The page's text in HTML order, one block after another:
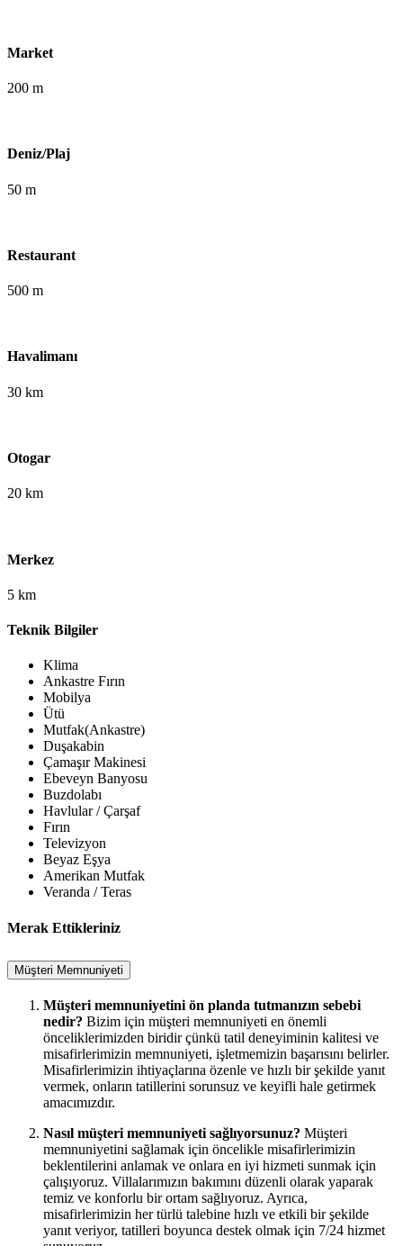
Market
200 m
Deniz/Plaj
50 m
Restaurant
500 m
Havalimanı
30 km
Otogar
20 km
Merkez
5 km
Teknik Bilgiler
Klima
Ankastre Fırın
Mobilya
Ütü
Mutfak(Ankastre)
Duşakabin
Çamaşır Makinesi
Ebeveyn Banyosu
Buzdolabı
Havlular / Çarşaf
Fırın
Televizyon
Beyaz Eşya
Amerikan Mutfak
Veranda / Teras
Merak Ettikleriniz
Müşteri Memnuniyeti
Müşteri memnuniyetini ön planda tutmanızın sebebi
nedir? Bizim için müşteri memnuniyeti en önemli
önceliklerimizden biridir çünkü tatil deneyiminin kalitesi ve
misafirlerimizin memnuniyeti, işletmemizin başarısını belirler.
Misafirlerimizin ihtiyaçlarına özenle ve hızlı bir şekilde yanıt
vermek, onların tatillerini sorunsuz ve keyifli hale getirmek
amacımızdır.
Nasıl müşteri memnuniyeti sağlıyorsunuz? Müşteri
memnuniyetini sağlamak için öncelikle misafirlerimizin
beklentilerini anlamak ve onlara en iyi hizmeti sunmak için
çalışıyoruz. Villalarımızın bakımını düzenli olarak yaparak
temiz ve konforlu bir ortam sağlıyoruz. Ayrıca,
misafirlerimizin her türlü talebine hızlı ve etkili bir şekilde
yanıt veriyor, tatilleri boyunca destek olmak için 7/24 hizmet